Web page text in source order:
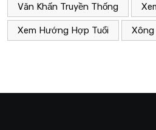
Văn Khấn Truyền Thống
Xem Hướng Hợp Tuổi